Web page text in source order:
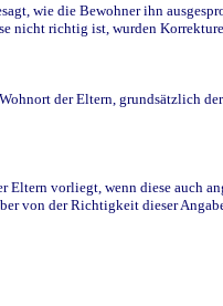
wie die Bewohner ihn
nicht richtig ist, wurden
der Eltern, grundsätzlich der
Eltern vorliegt, wenn diese auch
von der Richtigkeit dieser Angabe